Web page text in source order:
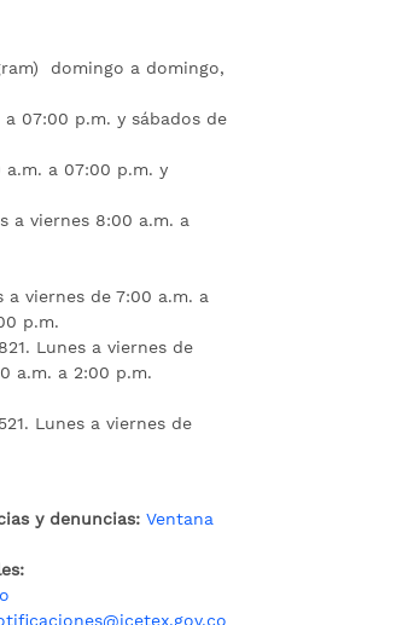
domingo a domingo,
07:00 p.m. y sábados de
a.m. a 07:00 p.m. y
a viernes 8:00 a.m. a
a viernes de 7:00 a.m. a
p.m.
Lunes a viernes de
a.m. a 2:00 p.m.
Lunes a viernes de
y denuncias: Ventana